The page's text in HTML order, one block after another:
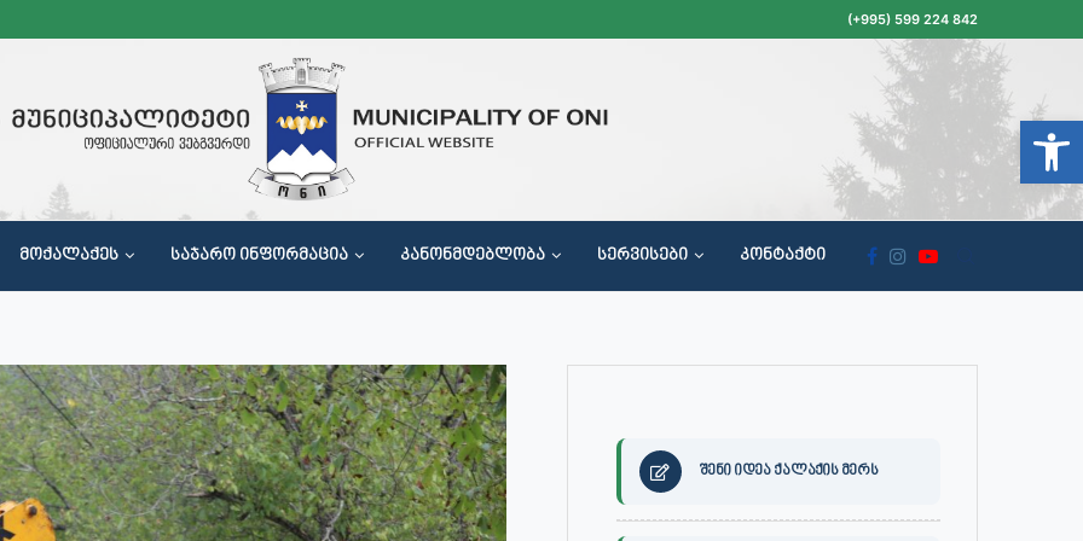
(+995) 599 224 842
ᲛᲝᲥᲐᲚᲐᲥᲔᲡ ᲡᲐᲯᲐᲠᲝ ᲘᲜᲤᲝᲠᲛᲐᲪᲘᲐ ᲙᲐᲜᲝᲜᲛᲓᲔᲑᲚᲝᲑᲐ ᲡᲔᲠᲕᲘᲡᲔᲑᲘ ᲙᲝᲜᲢᲐᲥᲢᲘ
შენი იდეა ქალაქის მერს